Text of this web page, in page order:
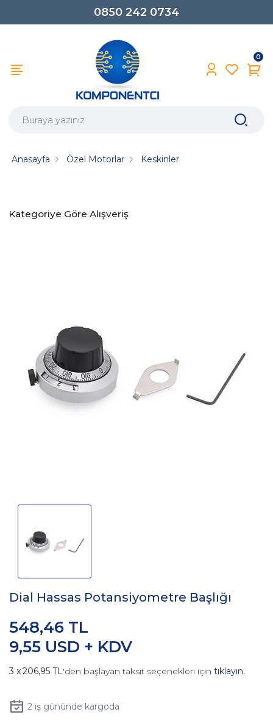
0850 242 0734
0
Anasayfa Özel Motorlar Keskinler
Kategoriye Göre Alışveriş
Dial Hassas Potansiyometre Başlığı
9,55 USD + KDV
548,46 TL
206,95 TL'den başlayan taksit seçenekleri için tıklayın.
2iş gününde kargoda